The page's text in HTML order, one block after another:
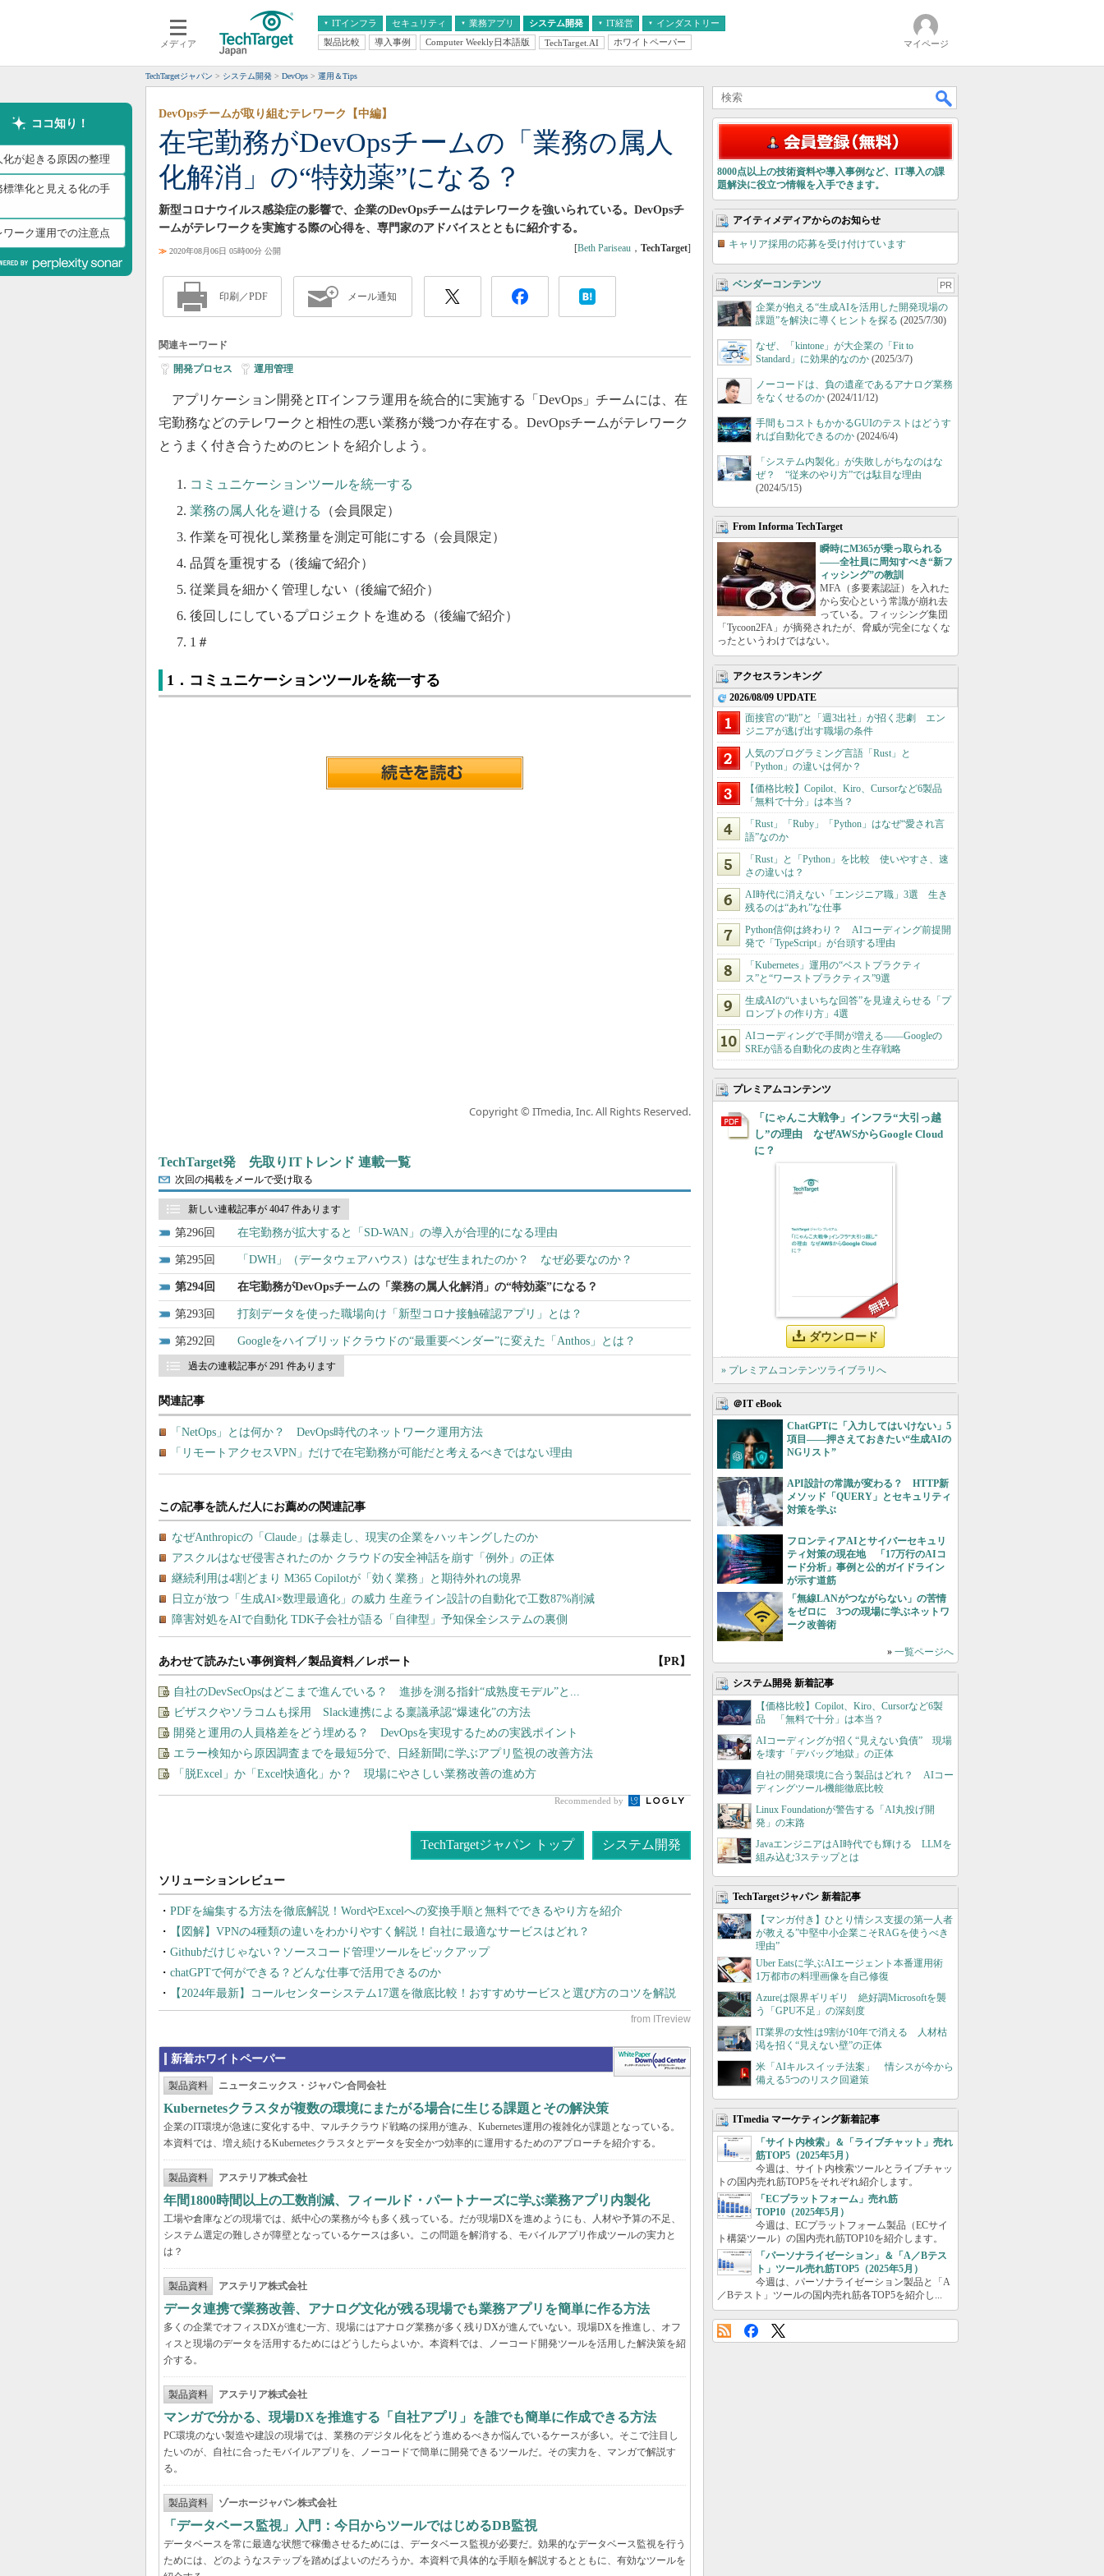
メディア
ITインフラ
クラウド
スマートモバイル
ネットワーク
システム運用管理
セキュリティ 業務アプリ
エンタープライズAI
ERP
CX
情報系システム
システム開発 IT経営
経営とIT
インダストリー
医療IT
製品比較 導入事例 Computer Weekly日本語版 TechTarget.AI ホワイトペーパー マイページ
TechTargetジャパン システム開発 DevOps 運用＆Tips
ココ知り！
化が起きる原因の整理
標準化と見える化の手
ワーク運用での注意点
在宅勤務がDevOpsチームの「業務の属人
化解消」の“特効薬”になる？
DevOpsチームが取り組むテレワーク【中編】
新型コロナウイルス感染症の影響で、企業のDevOpsチームはテレワークを強いられている。DevOpsチ
ームがテレワークを実施する際の心得を、専門家のアドバイスとともに紹介する。
≫ 2020年08月06日 05時00分 公開 [Beth Pariseau ， TechTarget]
印刷／PDF メール通知
関連キーワード
開発プロセス 運用管理
アプリケーション開発とITインフラ運用を統合的に実施する「DevOps」チームには、在
宅勤務などのテレワークと相性の悪い業務が幾つか存在する。DevOpsチームがテレワーク
とうまく付き合うためのヒントを紹介しよう。
コミュニケーションツールを統一する
業務の属人化を避ける
（会員限定）
作業を可視化し業務量を測定可能にする（会員限定）
品質を重視する（後編で紹介）
従業員を細かく管理しない（後編で紹介）
後回しにしているプロジェクトを進める（後編で紹介）
1＃
1．コミュニケーションツールを統一する
Copyright © ITmedia, Inc. All Rights Reserved.
TechTarget発 先取りITトレンド 連載一覧
次回の掲載をメールで受け取る
新しい連載記事が 4047 件あります
296 在宅勤務が拡大すると「SD-WAN」の導入が合理的になる理由
295 「DWH」（データウェアハウス）はなぜ生まれたのか？ なぜ必要なのか？
294 在宅勤務がDevOpsチームの「業務の属人化解消」の“特効薬”になる？
293 打刻データを使った職場向け「新型コロナ接触確認アプリ」とは？
292 Googleをハイブリッドクラウドの“最重要ベンダー”に変えた「Anthos」とは？
過去の連載記事が 291 件あります
関連記事
「NetOps」とは何か？ DevOps時代のネットワーク運用方法
「リモートアクセスVPN」だけで在宅勤務が可能だと考えるべきではない理由
あわせて読みたい事例資料／製品資料／レポート 【PR】
自社のDevSecOpsはどこまで進んでいる？ 進捗を測る指針“成熟度モデル”と...
ビザスクやソラコムも採用 Slack連携による稟議承認“爆速化”の方法
開発と運用の人員格差をどう埋める？ DevOpsを実現するための実践ポイント
エラー検知から原因調査までを最短5分で、日経新聞に学ぶアプリ監視の改善方法
「脱Excel」か「Excel快適化」か？ 現場にやさしい業務改善の進め方
Recommended by
TechTargetジャパン トップ システム開発
PDFを編集する方法を徹底解説！WordやExcelへの変換手順と無料でできるやり方を紹介
【図解】VPNの4種類の違いをわかりやすく解説！自社に最適なサービスはどれ？
Githubだけじゃない？ソースコード管理ツールをピックアップ
chatGPTで何ができる？どんな仕事で活用できるのか
【2024年最新】コールセンターシステム17選を徹底比較！おすすめサービスと選び方のコツを解説
新着ホワイトペーパー
製品資料 ニュータニックス・ジャパン合同会社
Kubernetesクラスタが複数の環境にまたがる場合に生じる課題とその解決策
企業のIT環境が急速に変化する中、マルチクラウド戦略の採用が進み、Kubernetes運用の複雑化が課題となっている。
本資料では、増え続けるKubernetesクラスタとデータを安全かつ効率的に運用するためのアプローチを紹介する。
製品資料 アステリア株式会社
年間1800時間以上の工数削減、フィールド・パートナーズに学ぶ業務アプリ内製化
工場や倉庫などの現場では、紙中心の業務が今も多く残っている。だが現場DXを進めようにも、人材や予算の不足、
システム選定の難しさが障壁となっているケースは多い。この問題を解消する、モバイルアプリ作成ツールの実力と
は？
製品資料 アステリア株式会社
データ連携で業務改善、アナログ文化が残る現場でも業務アプリを簡単に作る方法
多くの企業でオフィスDXが進む一方、現場にはアナログ業務が多く残りDXが進んでいない。現場DXを推進し、オフ
ィスと現場のデータを活用するためにはどうしたらよいか。本資料では、ノーコード開発ツールを活用した解決策を紹
介する。
製品資料 アステリア株式会社
マンガで分かる、現場DXを推進する「自社アプリ」を誰でも簡単に作成できる方法
PC環境のない製造や建設の現場では、業務のデジタル化をどう進めるべきか悩んでいるケースが多い。そこで注目し
たいのが、自社に合ったモバイルアプリを、ノーコードで簡単に開発できるツールだ。その実力を、マンガで解説す
る。
製品資料 ゾーホージャパン株式会社
「データベース監視」入門：今日からツールではじめるDB監視
データベースを常に最適な状態で稼働させるためには、データベース監視が必要だ。効果的なデータベース監視を行う
ためには、どのようなステップを踏めばよいのだろうか。本資料で具体的な手順を解説するとともに、有効なツールを
8000点以上の技術資料や導入事例など、IT導入の課
題解決に役立つ情報を入手できます。
アイティメディアからのお知らせ
キャリア採用の応募を受け付けています
ベンダーコンテンツ PR
企業が抱える“生成AIを活用した開発現場の
課題”を解決に導くヒントを探る (2025/7/30)
なぜ、「kintone」が大企業の「Fit to
Standard」に効果的なのか (2025/3/7)
ノーコードは、負の遺産であるアナログ業務
をなくせるのか (2024/11/12)
手間もコストもかかるGUIのテストはどうす
れば自動化できるのか (2024/6/4)
「システム内製化」が失敗しがちなのはな
ぜ？ “従来のやり方”では駄目な理由
(2024/5/15)
From Informa TechTarget
瞬時にM365が乗っ取られる
――全社員に周知すべき“新フ
ィッシング”の教訓
MFA（多要素認証）を入れた
から安心という常識が崩れ去
っている。フィッシング集団
「Tycoon2FA」が摘発されたが、脅威が完全になくな
ったというわけではない。
アクセスランキング
2026/08/09 UPDATE
面接官の“勘”と「週3出社」が招く悲劇 エン
ジニアが逃げ出す職場の条件
人気のプログラミング言語「Rust」と
「Python」の違いは何か？
【価格比較】Copilot、Kiro、Cursorなど6製品
「無料で十分」は本当？
「Rust」「Ruby」「Python」はなぜ“愛され言
語”なのか
「Rust」と「Python」を比較 使いやすさ、速
さの違いは？
AI時代に消えない「エンジニア職」3選 生き
残るのは“あれ”な仕事
Python信仰は終わり？ AIコーディング前提開
発で「TypeScript」が台頭する理由
「Kubernetes」運用の“ベストプラクティ
ス”と“ワーストプラクティス”9選
生成AIの“いまいちな回答”を見違えらせる「プ
ロンプトの作り方」4選
AIコーディングで手間が増える――Googleの
SREが語る自動化の皮肉と生存戦略
プレミアムコンテンツ
「にゃんこ大戦争」インフラ“大引っ越
し”の理由 なぜAWSからGoogle Cloud
に？
ダウンロード
» プレミアムコンテンツライブラリへ
＠IT eBook
ChatGPTに「入力してはいけない」5
項目――押さえておきたい“生成AIの
NGリスト”
API設計の常識が変わる？ HTTP新
メソッド「QUERY」とセキュリティ
対策を学ぶ
フロンティアAIとサイバーセキュリ
ティ対策の現在地 「17万行のAIコ
ード分析」事例と公的ガイドライン
が示す道筋
「無線LANがつながらない」の苦情
をゼロに 3つの現場に学ぶネットワ
ーク改善術
» 一覧ページへ
システム開発 新着記事
【価格比較】Copilot、Kiro、Cursorなど6製
品 「無料で十分」は本当？
AIコーディングが招く“見えない負債” 現場
を壊す「デバッグ地獄」の正体
自社の開発環境に合う製品はどれ？ AIコー
ディングツール機能徹底比較
Linux Foundationが警告する「AI丸投げ開
発」の末路
JavaエンジニアはAI時代でも輝ける LLMを
組み込む3ステップとは
TechTargetジャパン 新着記事
【マンガ付き】ひとり情シス支援の第一人者
が教える”中堅中小企業こそRAGを使うべき
理由”
Uber Eatsに学ぶAIエージェント本番運用術
1万都市の料理画像を自己修復
Azureは限界ギリギリ 絶好調Microsoftを襲
う「GPU不足」の深刻度
IT業界の女性は9割が10年で消える 人材枯
渇を招く“見えない壁”の正体
米「AIキルスイッチ法案」 情シスが今から
備える5つのリスク回避策
ITmedia マーケティング新着記事
「サイト内検索」＆「ライブチャット」売れ
筋TOP5（2025年5月）
今週は、サイト内検索ツールとライブチャッ
トの国内売れ筋TOP5をそれぞれ紹介します。
「ECプラットフォーム」売れ筋
TOP10（2025年5月）
今週は、ECプラットフォーム製品（ECサイ
ト構築ツール）の国内売れ筋TOP10を紹介します。
「パーソナライゼーション」＆「A／Bテス
ト」ツール売れ筋TOP5（2025年5月）
今週は、パーソナライゼーション製品と「A
／Bテスト」ツールの国内売れ筋各TOP5を紹介し...